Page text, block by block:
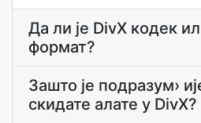
Да ли је DivX кодек
формат?
Зашто је подразум›
скидате алате у DivX?